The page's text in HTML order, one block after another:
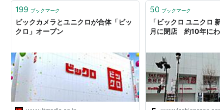
パズル通信ニコリ用語。
「ビッグサイズのクロスワード」の略。
199 ブックマーク
ビックカメラとユニクロが合体「ビッ
クロ」オープン
50 ブックマーク
「ビックロ ユニクロ
月に閉店 約10年に